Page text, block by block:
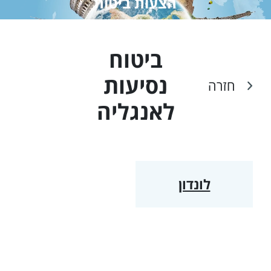
חזרה
ביטוח
נסיעות
לאנגליה
לונדון